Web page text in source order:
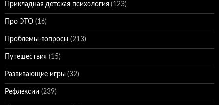
Прикладная детская психология (123)
Про ЭТО (16)
Проблемы-вопросы (213)
Путешествия (15)
Развивающие игры (32)
Рефлексии (239)